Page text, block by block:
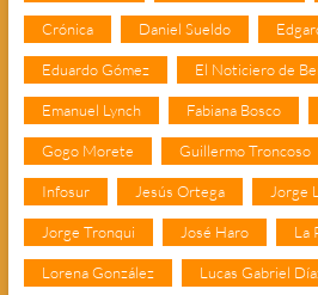
Crónica Daniel Sueldo
Eduardo Gómez El Noticiero de
Emanuel Lynch Fabiana Bosco
Gogo Morete Guillermo Troncoso
Infosur Jesús Ortega Jorge
Jorge Tronqui José Haro La
Lorena González Lucas Gabriel